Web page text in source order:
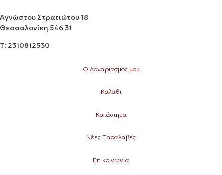
Αγνώστου Στρατιώτου 18
Θεσσαλονίκη 546 31
Τ: 2310812530
Ο Λογαριασμός μου
Καλάθι
Κατάστημα
Νέες Παραλαβές
Επικοινωνία